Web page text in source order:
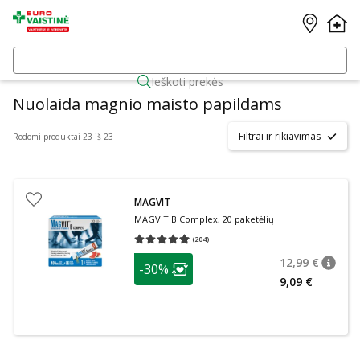
Ieškoti prekės
Nuolaida magnio maisto papildams
Rodomi produktai 23 iš 23 Filtrai ir rikiavimas
MAGVIT
MAGVIT B Complex, 20 paketėlių
(204)
Vidutinis įvertinimas 4.97
patarimas
Lojalumo klubo narių nuolaida
-30% 12,99 €
9,09 €